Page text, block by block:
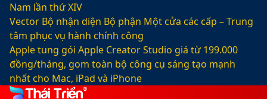
Nam lần thứ XIV
Vector Bộ nhận diện Bộ phận Một cửa các cấp – Trung
tâm phục vụ hành chính công
Apple tung gói Apple Creator Studio giá từ 199.000
đồng/tháng, gom toàn bộ công cụ sáng tạo mạnh
nhất cho Mac, iPad và iPhone
Facebook
X
LinkedIn
YouTube
Google
Sidebar
Switch